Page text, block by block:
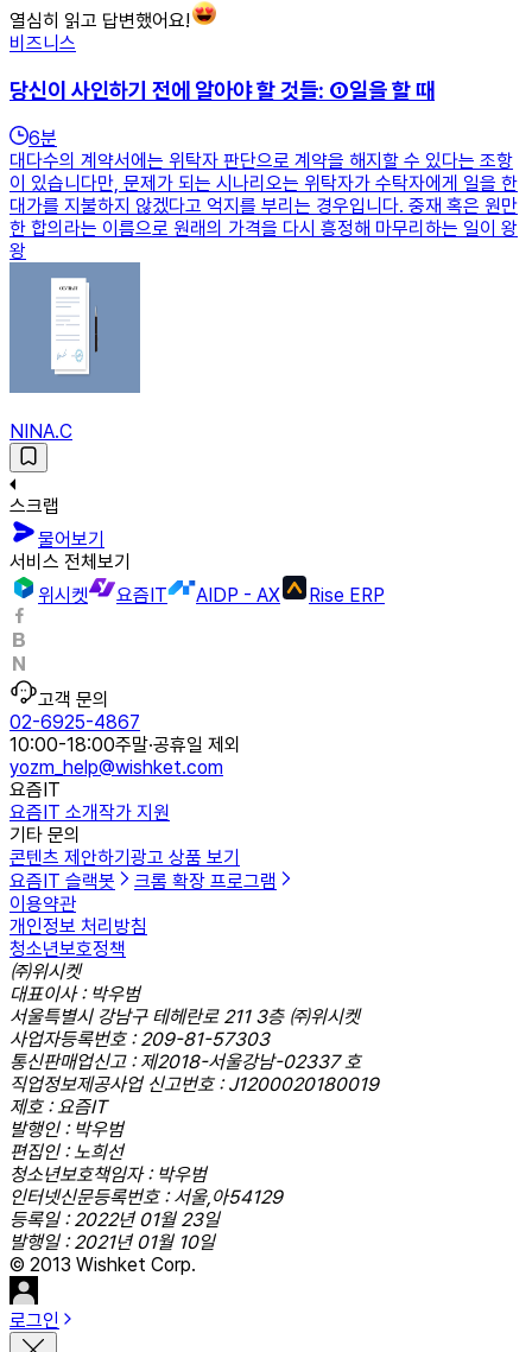
열심히 읽고 답변했어요!
비즈니스
당신이 사인하기 전에 알아야 할 것들: ①일을 할 때
6분
대다수의 계약서에는 위탁자 판단으로 계약을 해지할 수 있다는 조항
이 있습니다만, 문제가 되는 시나리오는 위탁자가 수탁자에게 일을 한
대가를 지불하지 않겠다고 억지를 부리는 경우입니다. 중재 혹은 원만
한 합의라는 이름으로 원래의 가격을 다시 흥정해 마무리하는 일이 왕
왕
NINA.C
스크랩
물어보기
서비스 전체보기
위시켓
요즘IT AIDP - AX Rise ERP
고객 문의
02-6925-4867
10:00-18:00주말·공휴일 제외
yozm_help@wishket.com
요즘IT
요즘IT 소개작가 지원
기타 문의
콘텐츠 제안하기 광고 상품 보기
요즘IT 슬랙봇
크롬 확장 프로그램
이용약관
개인정보 처리방침
청소년보호정책
㈜위시켓
대표이사 : 박우범
서울특별시 강남구 테헤란로 211 3층 ㈜위시켓
사업자등록번호 : 209-81-57303
통신판매업신고 : 제2018-서울강남-02337 호
직업정보제공사업 신고번호 : J1200020180019
제호 : 요즘IT
발행인 : 박우범
편집인 : 노희선
청소년보호책임자 : 박우범
인터넷신문등록번호 : 서울,아54129
등록일 : 2022년 01월 23일
발행일 : 2021년 01월 10일
© 2013 Wishket Corp.
로그인